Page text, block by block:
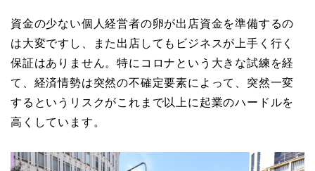
資金の少ない個人経営者の卵が出店資金を準備するの
は大変ですし、また出店してもビジネスが上手く行く
保証はありません。特にコロナという大きな試練を経
て、経済情勢は突然の不確定要素によって、突然一変
するというリスクがこれまで以上に起業のハードルを
高くしています。